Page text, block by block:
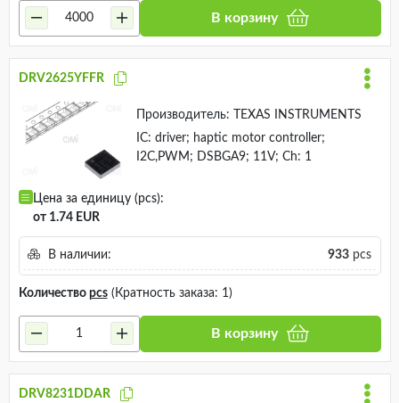
В корзину
DRV2625YFFR
Производитель:
TEXAS INSTRUMENTS
IC: driver; haptic motor controller;
I2C,PWM; DSBGA9; 11V; Ch: 1
Цена за единицу (pcs):
от 1.74 EUR
В наличии: 933pcs
Количество pcs(Кратность заказа: 1)
В корзину
DRV8231DDAR